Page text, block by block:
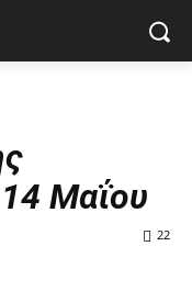
Μαΐου
22